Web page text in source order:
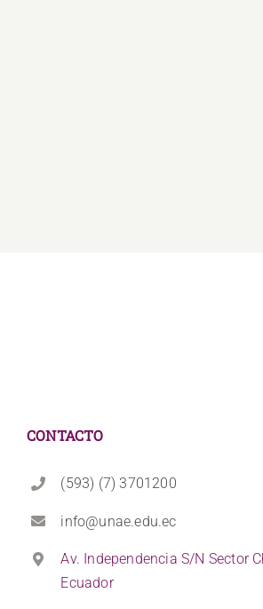
CONTACTO
(593) (7) 3701200
info@unae.edu.ec
Av. Independencia S/N Sector
Ecuador